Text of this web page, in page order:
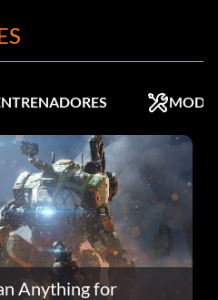
MODS
Anything for